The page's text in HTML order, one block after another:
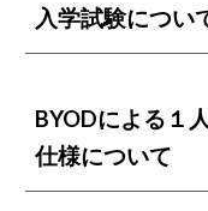
入学試験につい
BYODによる１
仕様について